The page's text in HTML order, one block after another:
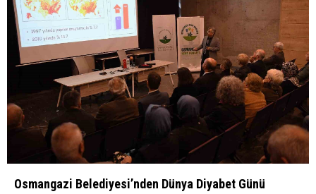
Osmangazi Belediyesi’nden Dünya Diyabet Günü